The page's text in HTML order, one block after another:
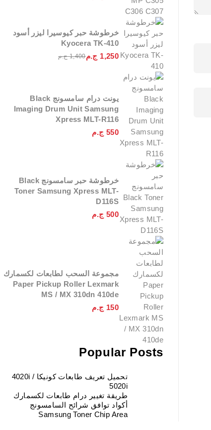
خرطوشة حبر كيوسيرا ليزر أسود
Kyocera TK-410
1,400 ج.م 1,250 ج.م
يونت درام سامسونج Black
Imaging Drum Unit Samsung
Xpress MLT-R116
550 ج.م
خرطوشة حبر سامسونج Black
Toner Samsung Xpress MLT-
D116S
500 ج.م
مجموعة السحب لطابعات لكسمارك
Paper Pickup Roller Lexmark
MS / MX 310dn 410de
150 ج.م
Popular Posts
تحميل تعريف طابعات كونيكا 4020i /
5020i
طريقة تغيير درام طابعات لكسمارك
أكواد توافق شرائح السامسونج
Samsung Toner Chip Area